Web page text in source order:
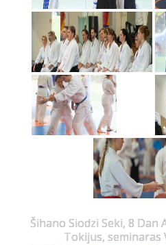
Šihano Siodzi Seki, 8
Tokijus, seminaras